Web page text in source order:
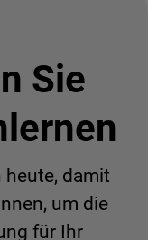
Sie
heute, damit
um die
für Ihr